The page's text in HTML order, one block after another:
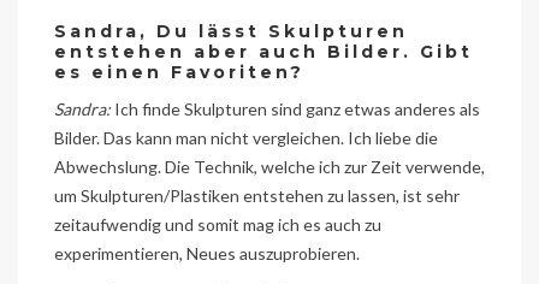
Sandra, Du lässt Skulpturen
entstehen aber auch Bilder. Gibt
es einen Favoriten?
Sandra: Ich finde Skulpturen sind ganz etwas anderes als
Bilder. Das kann man nicht vergleichen. Ich liebe die
Abwechslung. Die Technik, welche ich zur Zeit verwende,
um Skulpturen/Plastiken entstehen zu lassen, ist sehr
zeitaufwendig und somit mag ich es auch zu
experimentieren, Neues auszuprobieren.